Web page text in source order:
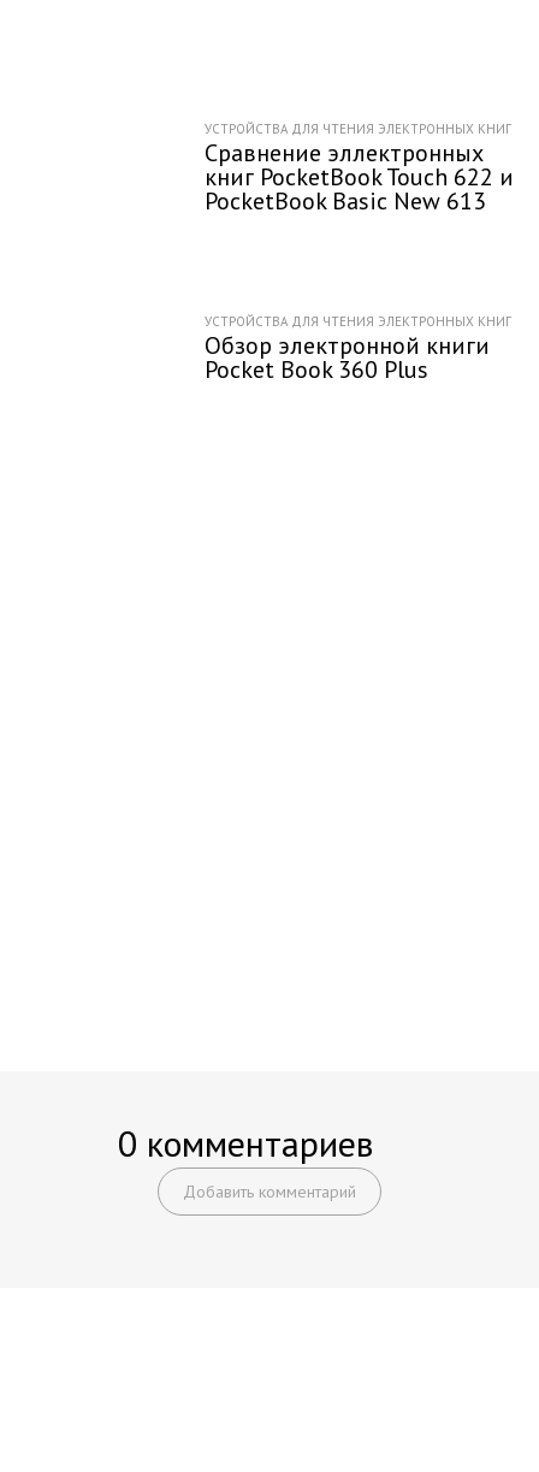
УСТРОЙСТВА ДЛЯ ЧТЕНИЯ ЭЛЕКТРОННЫХ КНИГ
Сравнение эллектронных
книг PocketBook Touch 622 и
PocketBook Basic New 613
УСТРОЙСТВА ДЛЯ ЧТЕНИЯ ЭЛЕКТРОННЫХ КНИГ
Обзор электронной книги
Pocket Book 360 Plus
0 комментариев
Добавить комментарий